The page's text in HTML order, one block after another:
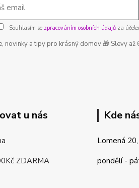
Souhlasím se zpracováním osobních údajůza
novinky a tipy pro krásný domov 🎁 Slevy
u nás
ZDARMA
Kde
Lomená
pondělí -